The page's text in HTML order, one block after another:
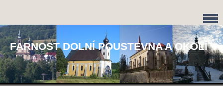
FARNOST DOLNÍ POUSTEVNA A OKOLÍ